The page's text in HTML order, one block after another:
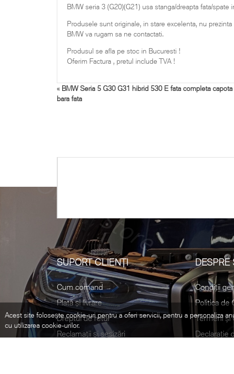
BMW seria 3 (G20)(G21) usa stanga/dreapta fata/
Produsele sunt originale, in stare excelenta, nu
BMW va rugam sa ne contactati.
Produsul se afla pe stoc in Bucuresti !
Oferim Factura , pretul include TVA !
« BMW Seria 5 G30 G31 hibrid 530 E fata completa capota
bara fata
SUPORT CLIENȚI
Cum comand
Plată și livrare
Dreptul de retur
Reclamații și sesizări
DESPRE
Condiții
Politica de
Termeni și
Declarație
Acest site folosește cookie-uri pentru a oferi servicii, pentru a personaliza
cu utilizarea cookie-urilor.